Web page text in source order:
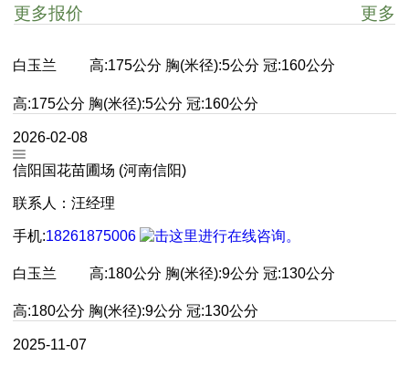
更多报价 更多
白玉兰 高:175公分 胸(米径):5公分 冠:160公分
高:175公分 胸(米径):5公分 冠:160公分
2026-02-08
信阳国花苗圃场 (河南信阳)
联系人：汪经理
手机:18261875006
白玉兰 高:180公分 胸(米径):9公分 冠:130公分
高:180公分 胸(米径):9公分 冠:130公分
2025-11-07